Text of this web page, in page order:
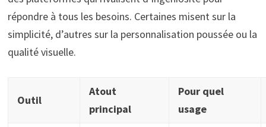
répondre à tous les besoins. Certaines misent sur la
simplicité, d’autres sur la personnalisation poussée ou la
qualité visuelle.
Outil
Atout
principal
Pour quel
usage